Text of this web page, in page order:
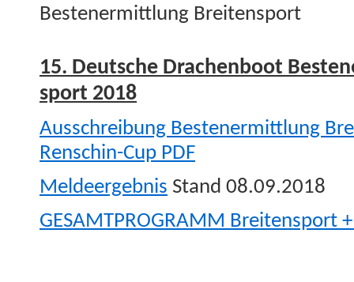
Besten­er­mit­tlung Breitensport
15. Deutsche Drachen­boot
sport 2018
Auss­chrei­bung Besten­er­mit­tlung
Renschin-Cup PDF
Meldeergeb­nis Stand 08.09.2018
GESAMTPROGRAMM Bre­it­en­sport